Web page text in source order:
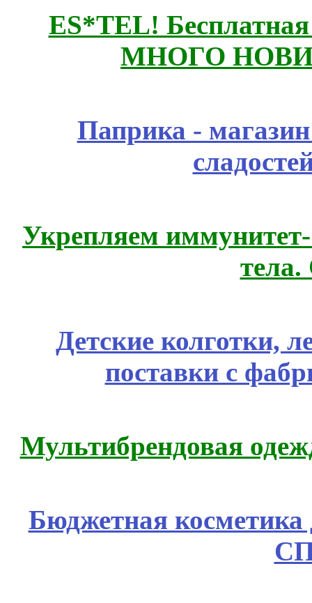
ES*TEL!
МНОГО
Паприка -
Укрепляем
Детские колготки,
поставки с
Мультибрендовая
Бюджетная косметика